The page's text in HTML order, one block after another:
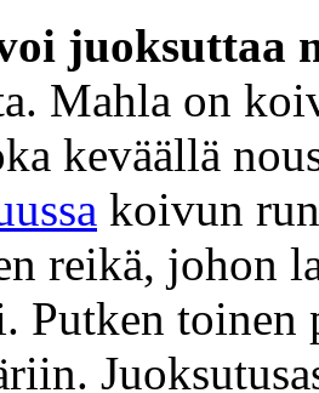
juoksuttaa
Mahla on
keväällä
koivun
reikä, johon
Putken toinen